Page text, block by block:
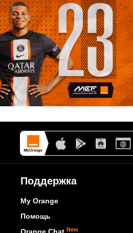
Поддержка
My Orange
Помощь
New